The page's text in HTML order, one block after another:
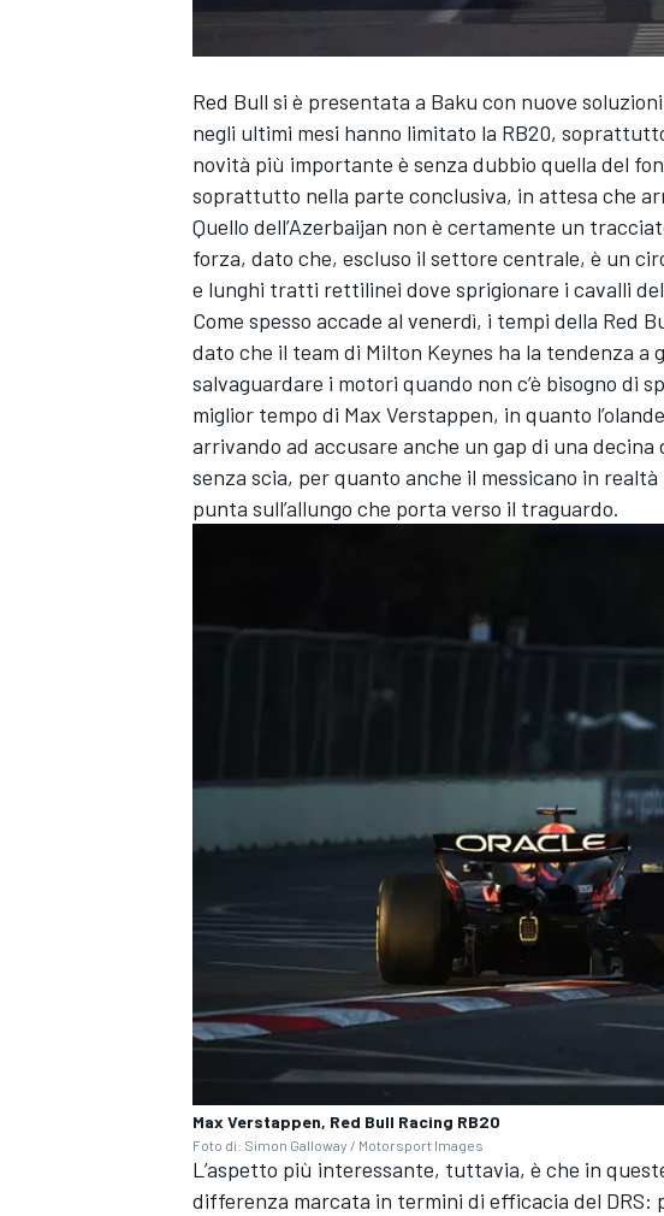
MONOPOSTO
Red Bull si è presentata a Baku con nuove
negli ultimi mesi hanno limitato la RB20,
novità più importante è senza dubbio quella del
soprattutto nella parte conclusiva, in attesa che
Quello dell’Azerbaijan non è certamente un
forza, dato che, escluso il settore centrale, è un
e lunghi tratti rettilinei dove sprigionare i cavalli
Come spesso accade al venerdì, i tempi della Red
dato che il team di Milton Keynes ha la tendenza
salvaguardare i motori quando non c’è bisogno di
miglior tempo di Max Verstappen, in quanto
arrivando ad accusare anche un gap di una
senza scia, per quanto anche il messicano in
punta sull’allungo che porta verso il traguardo.
Max Verstappen, Red Bull Racing RB20
Foto di: Simon Galloway / Motorsport Images
L’aspetto più interessante, tuttavia, è che in
differenza marcata in termini di efficacia del DRS: